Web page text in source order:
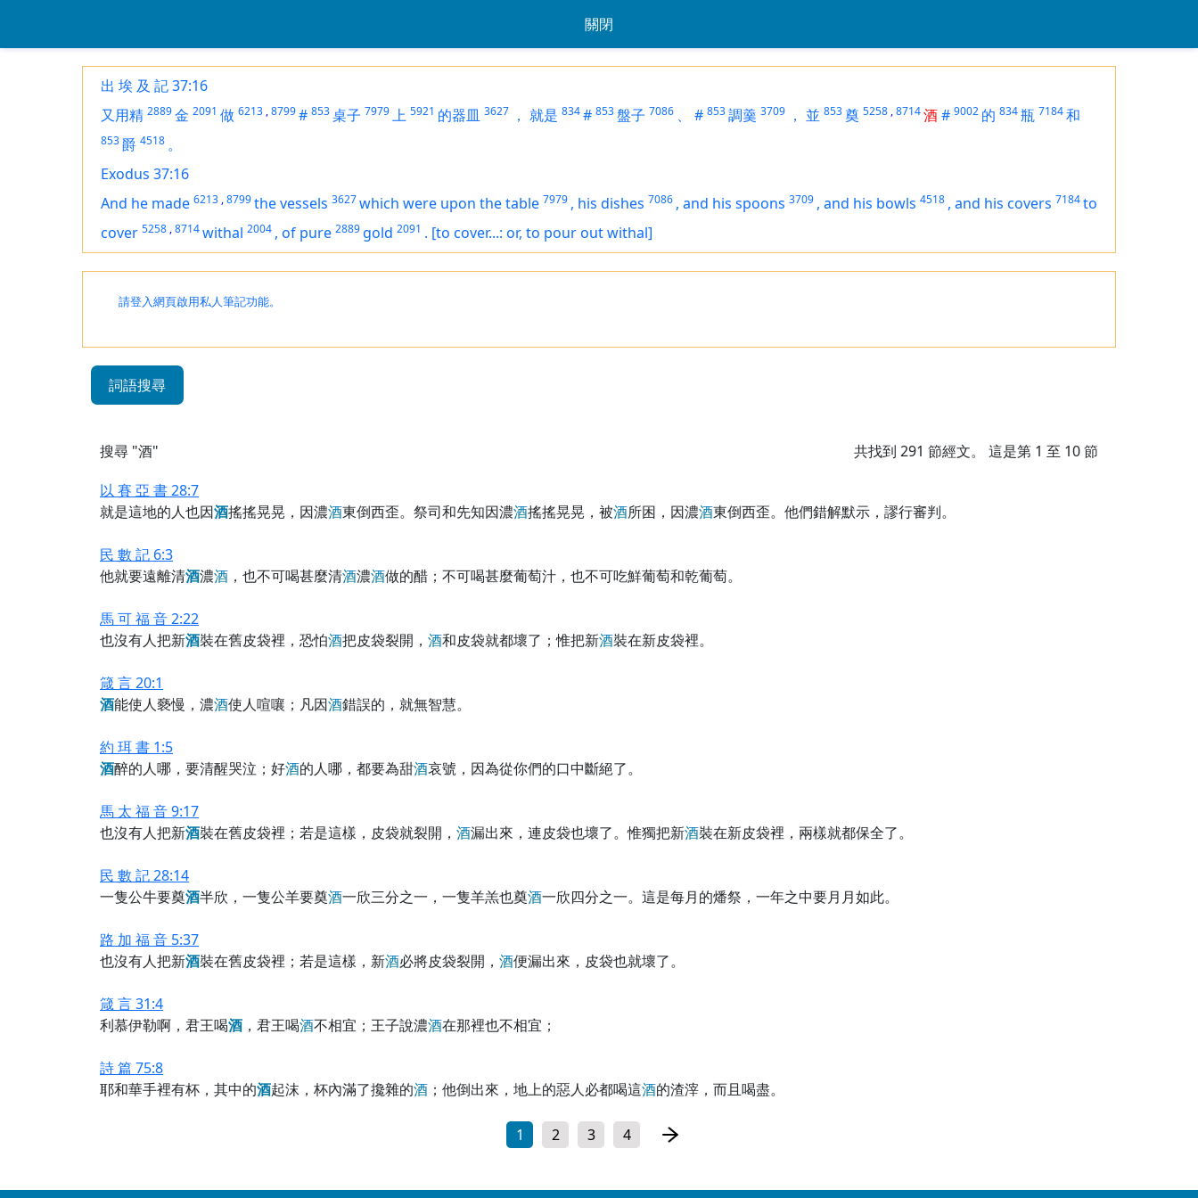
關閉
出 埃 及 記 37:16
又用精 2889金 2091 做 6213 ,8799# 853桌子 7979上 5921 的器皿 3627 ， 就是 834# 853盤子 7086 、 # 853調羹 3709 ， 並 853 奠 5258 ,8714酒# 9002 的 834瓶 7184和
853爵 4518 。
Exodus 37:16
And he made 6213 ,8799the vessels 3627which were upon the table 7979 , his dishes 7086 , and his spoons 3709 , and his bowls 4518 , and his covers 7184to
cover 5258 ,8714withal 2004 , of pure 2889 gold 2091 . [to cover...: or, to pour out withal]
請登入網頁啟用私人筆記功能。
詞語搜尋
搜尋 "酒" 共找到 291 節經文。 這是第 1 至 10 節
以 賽 亞 書 28:7
就是這地的人也因酒搖搖晃晃，因濃酒東倒西歪。祭司和先知因濃酒搖搖晃晃，被酒所困，因濃酒東倒西歪。他們錯解默示，謬行審判。
民 數 記 6:3
他就要遠離清酒濃酒 ，也不可喝甚麼清酒濃酒做的醋；不可喝甚麼葡萄汁，也不可吃鮮葡萄和乾葡萄。
馬 可 福 音 2:22
也沒有人把新酒裝在舊皮袋裡，恐怕酒把皮袋裂開， 酒和皮袋就都壞了；惟把新酒裝在新皮袋裡。
箴 言 20:1
酒能使人褻慢，濃酒使人喧嚷；凡因酒錯誤的，就無智慧。
約 珥 書 1:5
酒醉的人哪，要清醒哭泣；好酒的人哪，都要為甜酒哀號，因為從你們的口中斷絕了。
馬 太 福 音 9:17
也沒有人把新酒裝在舊皮袋裡；若是這樣，皮袋就裂開， 酒漏出來，連皮袋也壞了。惟獨把新酒裝在新皮袋裡，兩樣就都保全了。
民 數 記 28:14
一隻公牛要奠酒半欣，一隻公羊要奠酒一欣三分之一，一隻羊羔也奠酒一欣四分之一。這是每月的燔祭，一年之中要月月如此。
路 加 福 音 5:37
也沒有人把新酒裝在舊皮袋裡；若是這樣，新酒必將皮袋裂開， 酒便漏出來，皮袋也就壞了。
箴 言 31:4
利慕伊勒啊，君王喝酒 ，君王喝酒不相宜；王子說濃酒在那裡也不相宜；
詩 篇 75:8
耶和華手裡有杯，其中的酒起沫，杯內滿了攙雜的酒 ；他倒出來，地上的惡人必都喝這酒的渣滓，而且喝盡。
1 2 3 4